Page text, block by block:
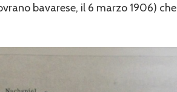
bavarese, il 6 marzo 1906) che